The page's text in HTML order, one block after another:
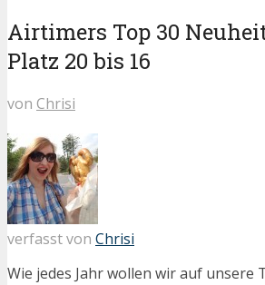
Airtimers Top 30
Platz 20 bis 16
von Chrisi
verfasst von Chrisi
Wie jedes Jahr wollen wir auf